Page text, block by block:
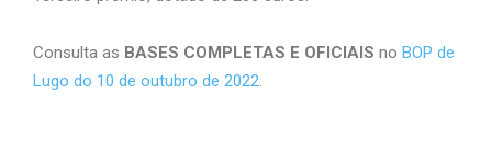
Consulta as BASES COMPLETAS E OFICIAIS no BOP de
Lugo do 10 de outubro de 2022.